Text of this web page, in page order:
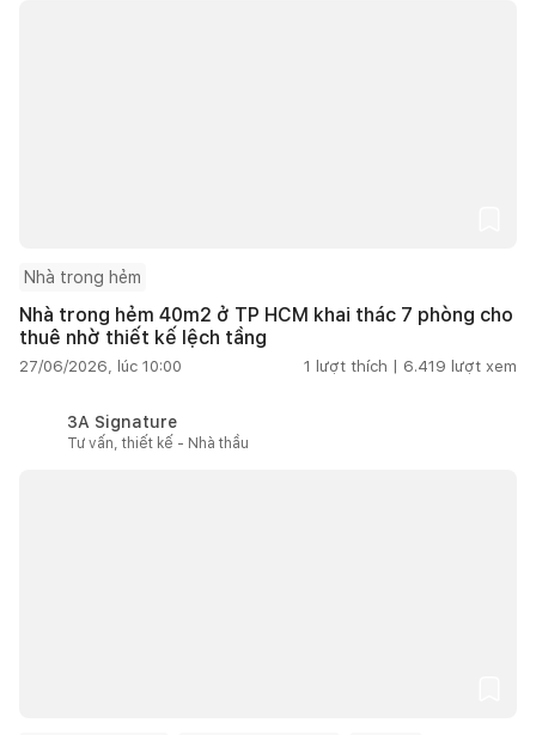
Nhà trong hẻm
Nhà trong hẻm 40m2 ở TP HCM khai thác 7 phòng cho
thuê nhờ thiết kế lệch tầng
27/06/2026, lúc 10:00 1 lượt thích | 6.419 lượt xem
3A Signature
Tư vấn, thiết kế - Nhà thầu